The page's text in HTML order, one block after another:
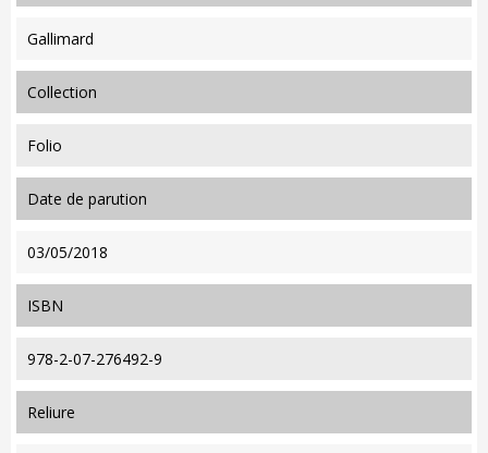
Gallimard
collection
Folio
date de parution
03/05/2018
ISBN
978-2-07-276492-9
reliure